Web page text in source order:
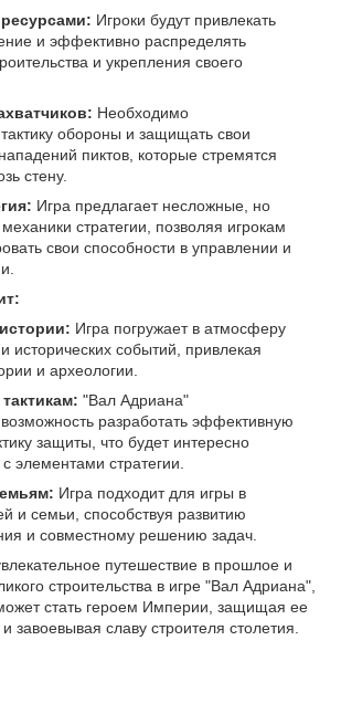
Игроки будут привлекать
и эффективно распределять
и укрепления своего
Необходимо
обороны и защищать свои
пиктов, которые стремятся
стену.
Игра предлагает несложные, но
стратегии, позволяя игрокам
свои способности в управлении и
Игра погружает в атмосферу
исторических событий, привлекая
и археологии.
"Вал Адриана"
разработать эффективную
защиты, что будет интересно
элементами стратегии.
Игра подходит для игры в
и семьи, способствуя развитию
и совместному решению задач.
путешествие в прошлое и
строительства в игре "Вал Адриана",
стать героем Империи, защищая ее
завоевывая славу строителя столетия.